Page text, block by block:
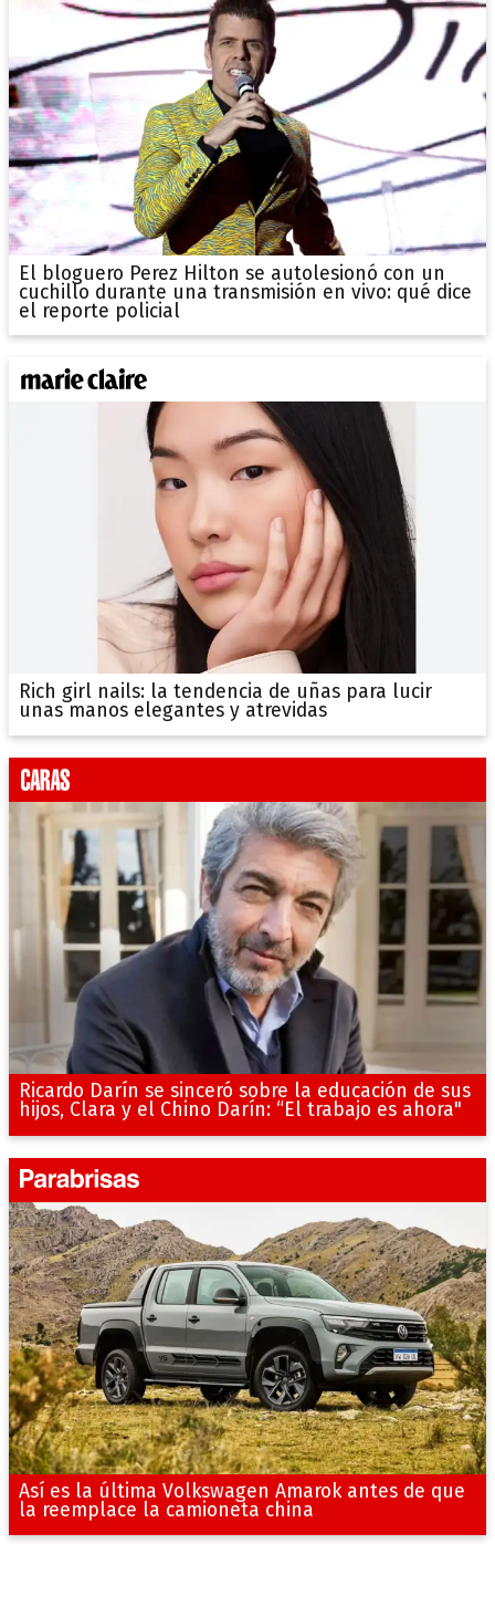
El bloguero Perez Hilton se autolesionó con un
cuchillo durante una transmisión en vivo: qué dice
el reporte policial
Rich girl nails: la tendencia de uñas para lucir
unas manos elegantes y atrevidas
Ricardo Darín se sinceró sobre la educación de sus
hijos, Clara y el Chino Darín: “El trabajo es ahora"
Así es la última Volkswagen Amarok antes de que
la reemplace la camioneta china